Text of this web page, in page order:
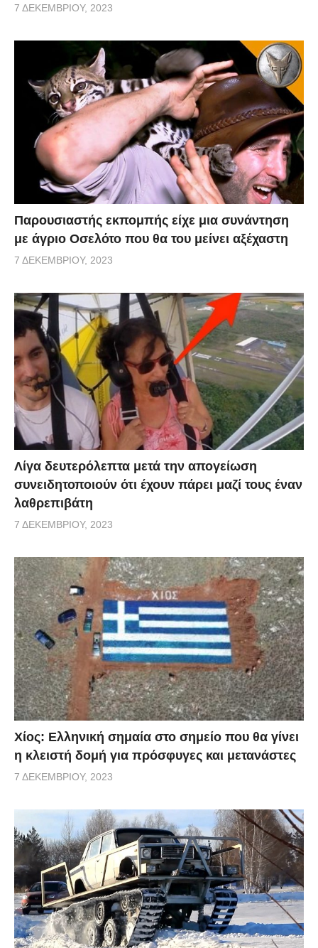
7 ΔΕΚΕΜΒΡΊΟΥ, 2023
Παρουσιαστής εκπομπής είχε μια συνάντηση
με άγριο Οσελότο που θα του μείνει αξέχαστη
7 ΔΕΚΕΜΒΡΊΟΥ, 2023
Λίγα δευτερόλεπτα μετά την απογείωση
συνειδητοποιούν ότι έχουν πάρει μαζί τους έναν
λαθρεπιβάτη
7 ΔΕΚΕΜΒΡΊΟΥ, 2023
Χίος: Eλληνική σημαία στο σημείο που θα γίνει
η κλειστή δομή για πρόσφυγες και μετανάστες
7 ΔΕΚΕΜΒΡΊΟΥ, 2023